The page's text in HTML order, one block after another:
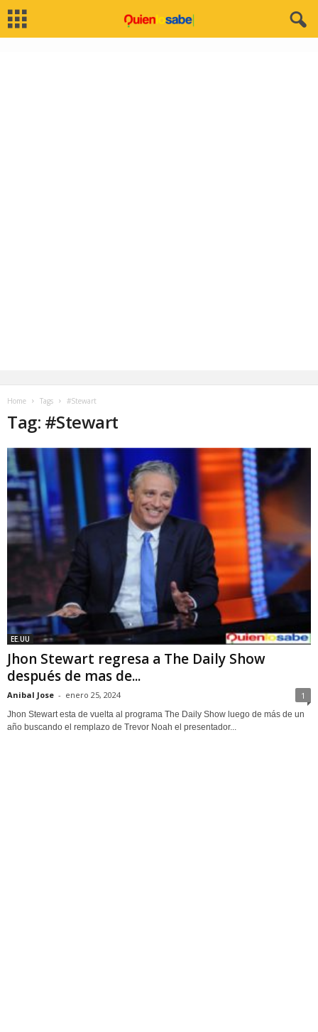
Home Tags #Stewart
Tag: #Stewart
EE.UU
Jhon Stewart regresa a The Daily Show
después de mas de...
Anibal Jose - enero 25, 2024 1
Jhon Stewart esta de vuelta al programa The Daily Show luego de más de un
año buscando el remplazo de Trevor Noah el presentador...